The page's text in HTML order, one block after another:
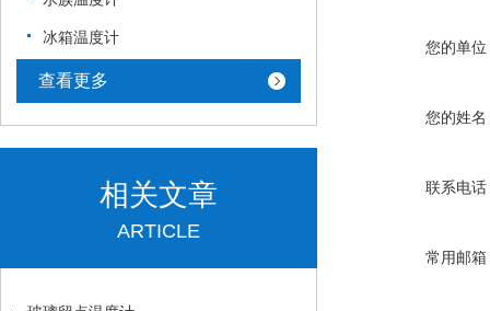
冰箱温度计
查看更多
相关文章
ARTICLE
您的单位
您的姓名
联系电话
常用邮箱